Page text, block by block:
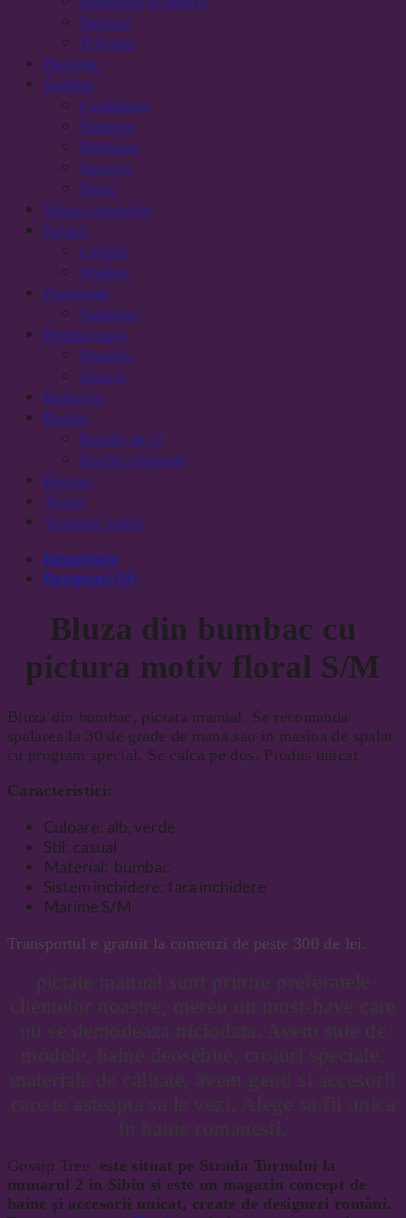
Sacouri
Tricouri
Hanorac
Jachete
Cardigane
Hanorac
Paltoane
Sacouri
Veste
Masca protectie
Palarii
Caciuli
Voalete
Pantaloni
Salopete
Pentru copii
Hainute
Jucarii
Reduceri
Rochii
Rochii de zi
Rochii elegante
Rucsac
Tenisi
Voucher cadou
Descriere
Recenzii (0)
Bluza din bumbac cu
pictura motiv floral S/M
Bluza din bumbac, pictata manual. Se recomanda
spalarea la 30 de grade de mana sau in masina de spalat
cu program special. Se calca pe dos. Produs unicat.
Caracteristici:
Culoare: alb, verde
Stil: casual
Material: bumbac
Sistem închidere: fara inchidere
Marime S/M
Transportul e gratuit la comenzi de peste 300 de lei.
pictate manual sunt printre preferatele
clientelor noastre, mereu un must-have care
nu se demodeaza niciodata. Avem sute de
modele, haine deosebite, croiuri speciale,
materiale de calitate, avem genti si accesorii
care te asteapta sa le vezi. Alege sa fii unica
in haine romanesti.
Gossip Tree este situat pe Strada Turnului la
numarul 2 in Sibiu si este un magazin concept de
haine și accesorii unicat, create de designeri români.